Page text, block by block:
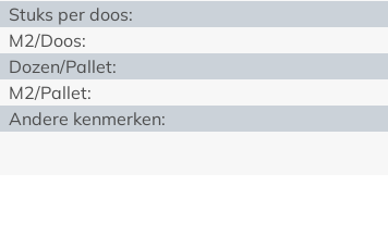
Stuks per doos:
M2/Doos:
Dozen/Pallet:
M2/Pallet:
Andere kenmerken: